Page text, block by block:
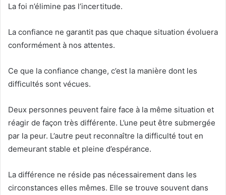
La foi n’élimine pas l’incertitude.
La confiance ne garantit pas que chaque situation évoluera
conformément à nos attentes.
Ce que la confiance change, c’est la manière dont les
difficultés sont vécues.
Deux personnes peuvent faire face à la même situation et
réagir de façon très différente. L’une peut être submergée
par la peur. L’autre peut reconnaître la difficulté tout en
demeurant stable et pleine d’espérance.
La différence ne réside pas nécessairement dans les
circonstances elles mêmes. Elle se trouve souvent dans